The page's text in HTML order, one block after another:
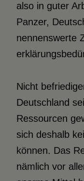
also in guter
Panzer,
nennenswerte
Nicht
Deutschland
Ressourcen
sich deshalb
können. Das
nämlich vor